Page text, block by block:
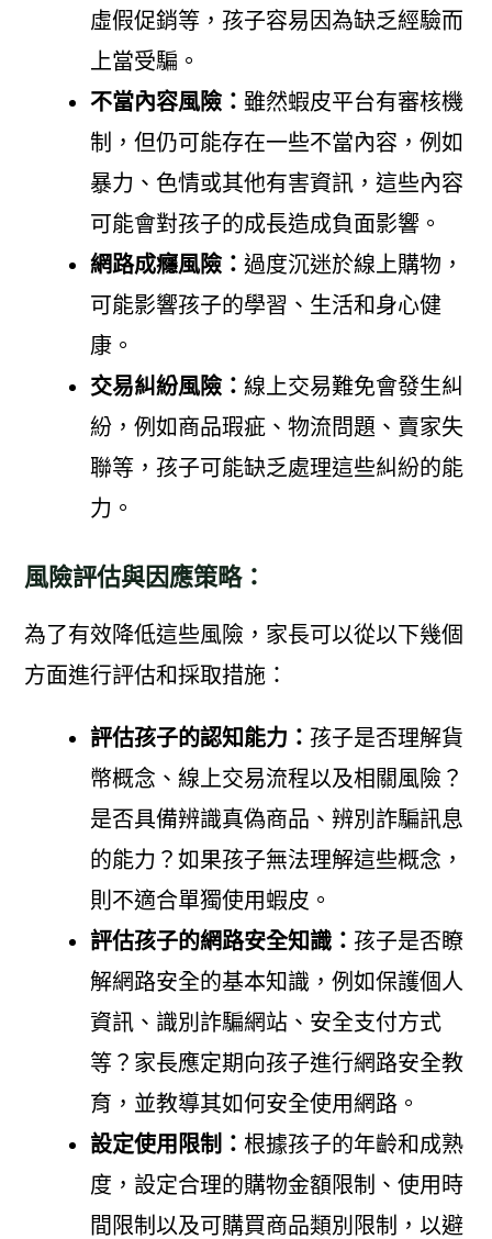
虛假促銷等，孩子容易因為缺乏經驗而
上當受騙。
不當內容風險： 雖然蝦皮平台有審核機
制，但仍可能存在一些不當內容，例如
暴力、色情或其他有害資訊，這些內容
可能會對孩子的成長造成負面影響。
網路成癮風險： 過度沉迷於線上購物，
可能影響孩子的學習、生活和身心健
康。
交易糾紛風險： 線上交易難免會發生糾
紛，例如商品瑕疵、物流問題、賣家失
聯等，孩子可能缺乏處理這些糾紛的能
力。
風險評估與因應策略：
為了有效降低這些風險，家長可以從以下幾個
方面進行評估和採取措施：
評估孩子的認知能力： 孩子是否理解貨
幣概念、線上交易流程以及相關風險？
是否具備辨識真偽商品、辨別詐騙訊息
的能力？如果孩子無法理解這些概念，
則不適合單獨使用蝦皮。
評估孩子的網路安全知識： 孩子是否瞭
解網路安全的基本知識，例如保護個人
資訊、識別詐騙網站、安全支付方式
等？家長應定期向孩子進行網路安全教
育，並教導其如何安全使用網路。
設定使用限制： 根據孩子的年齡和成熟
度，設定合理的購物金額限制、使用時
間限制以及可購買商品類別限制，以避